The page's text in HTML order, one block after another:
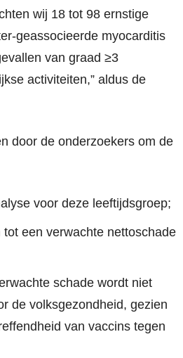
wij 18 tot 98 ernstige
geassocieerde myocarditis
van graad ≥3
activiteiten,” aldus de
door de onderzoekers om de
voor deze leeftijdsgroep;
een verwachte nettoschade
schade wordt niet
de volksgezondheid, gezien
van vaccins tegen